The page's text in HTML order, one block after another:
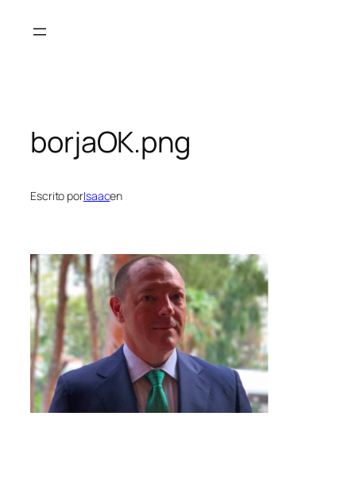
borjaOK.png
Escrito porIsaacen